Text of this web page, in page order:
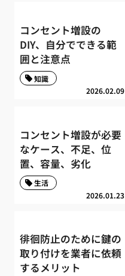
コンセント増設の
DIY、自分でできる範
囲と注意点
2026.02.09
知識
コンセント増設が必要
なケース、不足、位
置、容量、劣化
2026.01.23
生活
徘徊防止のために鍵の
取り付けを業者に依頼
するメリット